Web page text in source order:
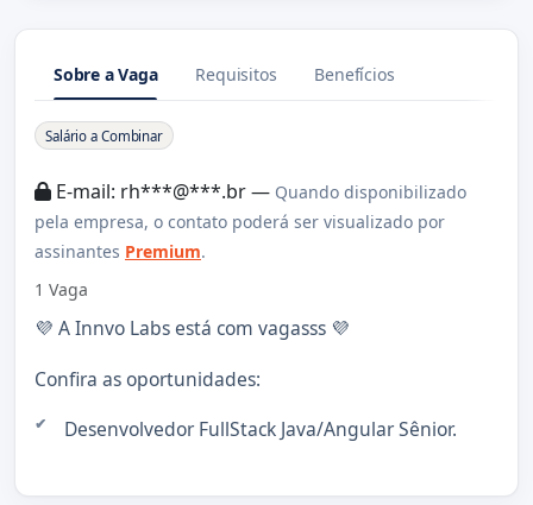
Sobre a Vaga Requisitos Benefícios
Sobre a Vaga
Salário a Combinar
E-mail: rh***@***.br — Quando disponibilizado
pela empresa, o contato poderá ser visualizado por
assinantes Premium.
1 Vaga
💜 A Innvo Labs está com vagasss 💜
Confira as oportunidades:
Desenvolvedor FullStack Java/Angular Sênior.